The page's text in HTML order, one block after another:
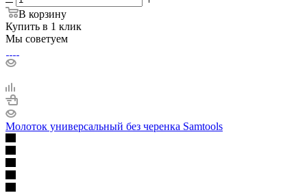
В корзину
Купить в 1 клик
Мы советуем
Молоток универсальный без черенка Samtools